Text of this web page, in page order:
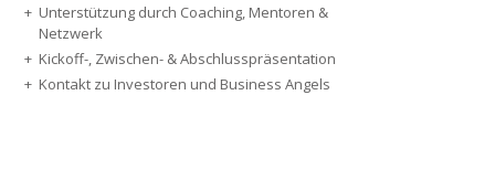
Unterstützung durch Coaching, Mentoren &
Netzwerk
Kickoff-, Zwischen- & Abschlusspräsentation
Kontakt zu Investoren und Business Angels